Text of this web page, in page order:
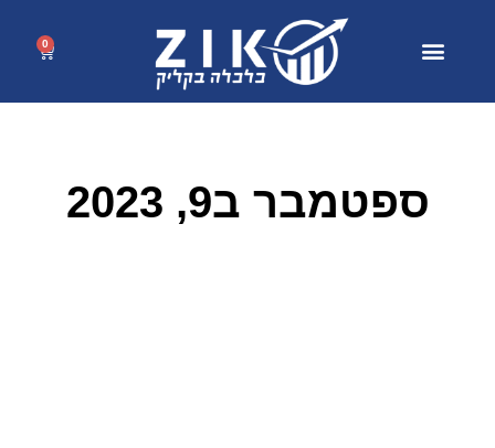
0
ספטמבר ב9, 2023